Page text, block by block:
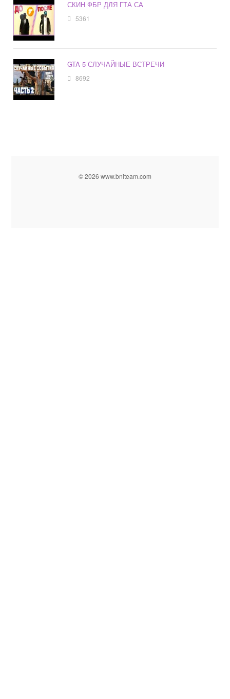
СКИН ФБР ДЛЯ ГТА СА
5361
GTA 5 СЛУЧАЙНЫЕ ВСТРЕЧИ
8692
© 2026 www.bniteam.com